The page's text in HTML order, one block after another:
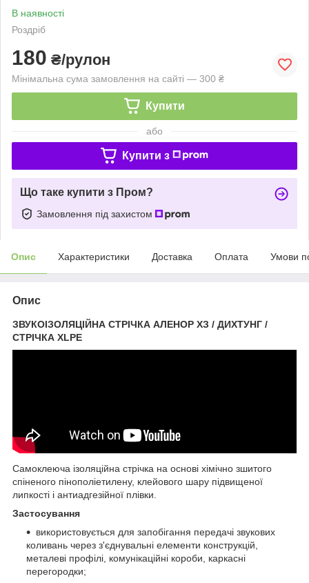
В наявності
Роздріб
180 ₴/рулон
Мінімальна сума замовлення на сайті — 300 ₴
Купити
або
Купити з
Що таке купити з Пром?
Замовлення під захистом
Опис Характеристики Доставка Оплата Умови
Опис
ЗВУКОІЗОЛЯЦІЙНА СТРІЧКА АЛЕНОР ХЗ / ДИХТУНГ /
СТРІЧКА XLPE
Самоклеюча ізоляційна стрічка на основі хімічно зшитого
спіненого пінополіетилену, клейового шару підвищеної
липкості і антиадгезійної плівки.
Застосування
використовується для запобігання передачі звукових
коливань через з'єднувальні елементи конструкцій,
металеві профілі, комунікаційні короби, каркасні
перегородки;